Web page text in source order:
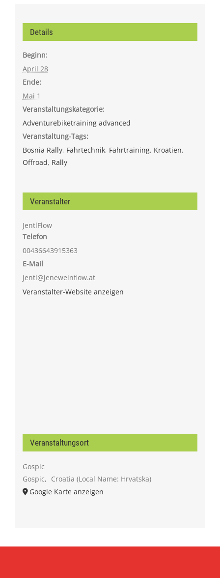
Details
Beginn:
April 28
Ende:
Mai 1
Veranstaltungskategorie:
Adventurebiketraining advanced
Veranstaltung-Tags:
Bosnia Rally, Fahrtechnik, Fahrtraining, Kroatien,
Offroad, Rally
Veranstalter
JentlFlow
Telefon
00436643915363
E-Mail
jentl@jeneweinflow.at
Veranstalter-Website anzeigen
Veranstaltungsort
Gospic
Gospic, Croatia (Local Name: Hrvatska)
Google Karte anzeigen